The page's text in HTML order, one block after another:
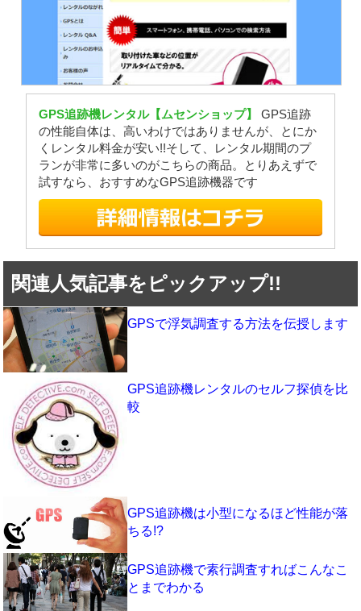
GPS追跡機レンタル【ムセンショップ】
GPS追跡
の性能自体は、高いわけではありませんが、とにか
くレンタル料金が安い!!そして、レンタル期間のプ
ランが非常に多いのがこちらの商品。とりあえずで
試すなら、おすすめなGPS追跡機器です
関連人気記事をピックアップ!!
GPSで浮気調査する方法を伝授します
GPS追跡機レンタルのセルフ探偵を比
較
GPS追跡機は小型になるほど性能が落
ちる!?
GPS追跡機で素行調査すればこんなこ
とまでわかる